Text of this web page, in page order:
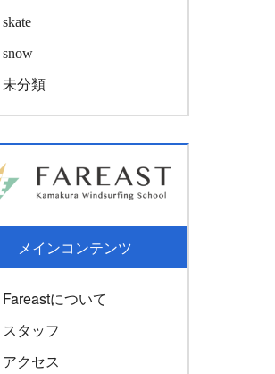
skate
snow
未分類
メインコンテンツ
Fareastについて
スタッフ
アクセス